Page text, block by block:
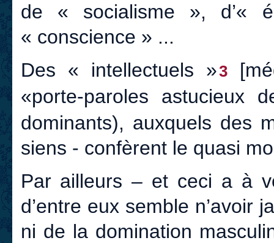
de « socialisme », d’«
« conscience » ...
Des « intellectuels »3
«porte-paroles astucieux
dominants), auxquels des
siens - confèrent le quasi
Par ailleurs – et ceci a à
d’entre eux semble n’avoir
ni de la domination